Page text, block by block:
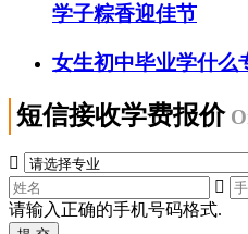
学子粽香迎佳节
女生初中毕业学什么
短信接收学费报价


请输入正确的手机号码格式.